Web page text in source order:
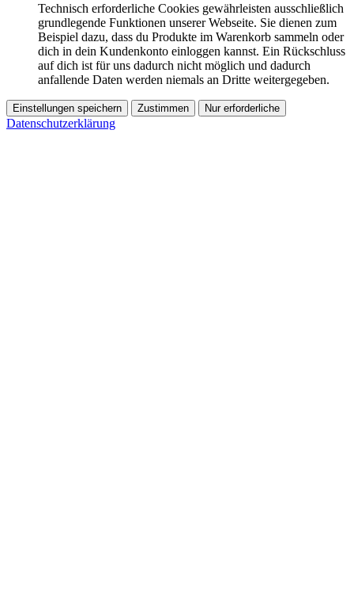
Technisch erforderliche Cookies gewährleisten ausschließlich
grundlegende Funktionen unserer Webseite. Sie dienen zum
Beispiel dazu, dass du Produkte im Warenkorb sammeln oder
dich in dein Kundenkonto einloggen kannst. Ein Rückschluss
auf dich ist für uns dadurch nicht möglich und dadurch
anfallende Daten werden niemals an Dritte weitergegeben.
Einstellungen speichern Zustimmen Nur erforderliche
Datenschutzerklärung